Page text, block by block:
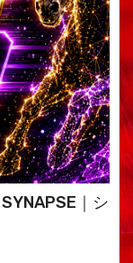
｜シ